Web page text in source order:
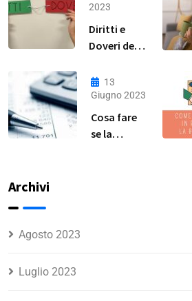
2023
Diritti e
Doveri della
Domestica:
Guida
Completa
13
Giugno 2023
Cosa fare
se la
Archivi
Agosto 2023
Luglio 2023